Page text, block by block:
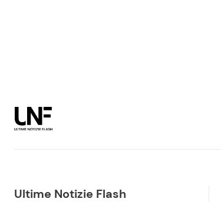
Ultime Notizie Flash